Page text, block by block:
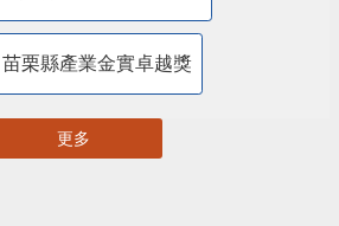
苗栗縣產業金實卓越獎
更多